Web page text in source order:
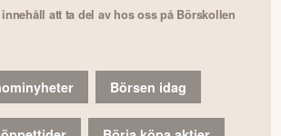
att ta del av hos oss på Börskollen
Börsen idag